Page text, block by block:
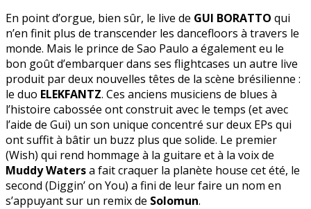
En point d’orgue, bien sûr, le live de GUI BORATTO qui
n’en finit plus de transcender les dancefloors à travers le
monde. Mais le prince de Sao Paulo a également eu le
bon goût d’embarquer dans ses flightcases un autre live
produit par deux nouvelles têtes de la scène brésilienne :
le duo ELEKFANTZ. Ces anciens musiciens de blues à
l’histoire cabossée ont construit avec le temps (et avec
l’aide de Gui) un son unique concentré sur deux EPs qui
ont suffit à bâtir un buzz plus que solide. Le premier
(Wish) qui rend hommage à la guitare et à la voix de
Muddy Watersa fait craquer la planète house cet été, le
second (Diggin’ on You) a fini de leur faire un nom en
s’appuyant sur un remix de Solomun.